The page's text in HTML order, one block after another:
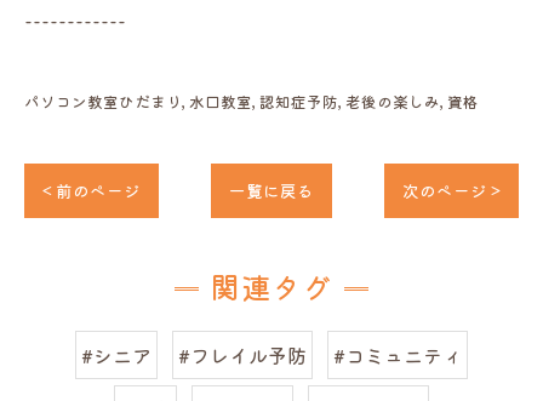
------------
パソコン教室ひだまり 水口教室 認知症予防 老後の楽しみ 資格
< 前のページ 一覧に戻る 次のページ >
関連タグ
#シニア #フレイル予防
#コミュニティ